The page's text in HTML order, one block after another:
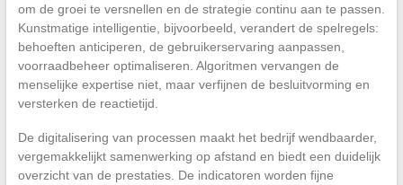
om de groei te versnellen en de strategie continu aan te passen.
Kunstmatige intelligentie, bijvoorbeeld, verandert de spelregels:
behoeften anticiperen, de gebruikerservaring aanpassen,
voorraadbeheer optimaliseren. Algoritmen vervangen de
menselijke expertise niet, maar verfijnen de besluitvorming en
versterken de reactietijd.
De digitalisering van processen maakt het bedrijf wendbaarder,
vergemakkelijkt samenwerking op afstand en biedt een duidelijk
overzicht van de prestaties. De indicatoren worden fijne